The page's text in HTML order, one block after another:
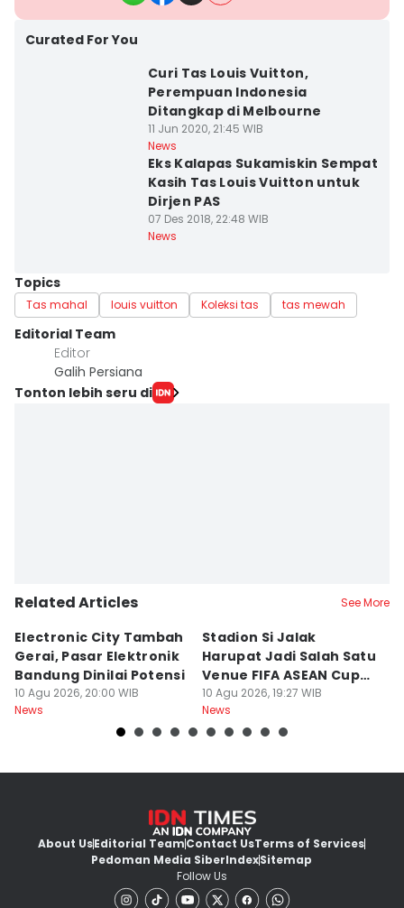
Curated For You
Curi Tas Louis Vuitton,
Perempuan Indonesia
Ditangkap di Melbourne
11 Jun 2020, 21:45 WIB
News
Eks Kalapas Sukamiskin Sempat
Kasih Tas Louis Vuitton untuk
Dirjen PAS
07 Des 2018, 22:48 WIB
News
Topics
Tas mahal louis vuitton Koleksi tas tas mewah
Editorial Team
Editor
Galih Persiana
Tonton lebih seru di
Related Articles See More
Electronic City Tambah
Gerai, Pasar Elektronik
Bandung Dinilai Potensi
10 Agu 2026, 20:00 WIB
News
Stadion Si Jalak
Harupat Jadi Salah Satu
Venue FIFA ASEAN Cup
2026
10 Agu 2026, 19:27 WIB
News
About UsEditorial TeamContact UsTerms of Services
Pedoman Media SiberIndexSitemap
Follow Us